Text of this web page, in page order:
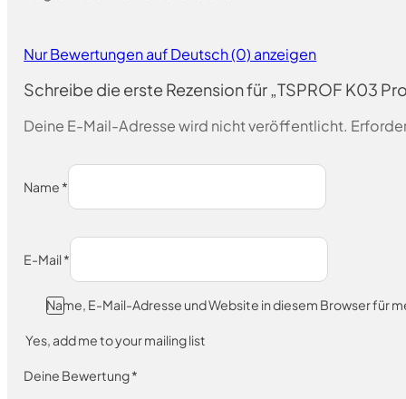
Nur Bewertungen auf Deutsch (0) anzeigen
Schreibe die erste Rezension für „TSPROF K03
Deine E-Mail-Adresse wird nicht veröffentlicht.
Name *
E-Mail*
Name, E-Mail-Adresse und Website in diesem Browser für
Yes, add me to your mailing list
Deine Bewertung*